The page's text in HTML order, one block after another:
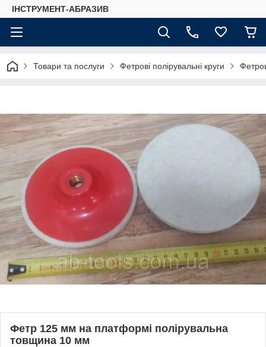
ІНСТРУМЕНТ-АБРАЗИВ
Товари та послуги Фетрові полірувальні круги
Фетр 125 мм на платформі полірувальна
товщина 10 мм